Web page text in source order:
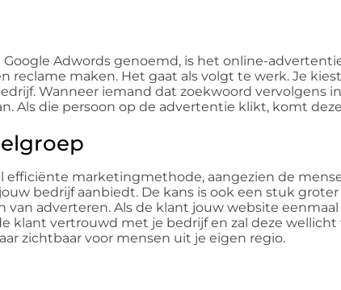
Google Adwords genoemd, is het online-
reclame maken. Het gaat als volgt te werk. Je
Wanneer iemand dat zoekwoord vervolgens
Als die persoon op de advertentie klikt, komt
efficiënte marketingmethode, aangezien de
bedrijf aanbiedt. De kans is ook een stuk
van adverteren. Als de klant jouw website
klant vertrouwd met je bedrijf en zal deze
zichtbaar voor mensen uit je eigen regio.